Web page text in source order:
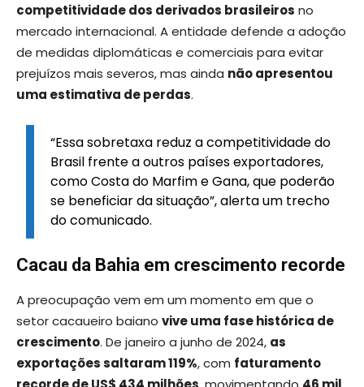
competitividade dos derivados brasileiros no
mercado internacional. A entidade defende a adoção
de medidas diplomáticas e comerciais para evitar
prejuízos mais severos, mas ainda não apresentou
uma estimativa de perdas.
“Essa sobretaxa reduz a competitividade do
Brasil frente a outros países exportadores,
como Costa do Marfim e Gana, que poderão
se beneficiar da situação”, alerta um trecho
do comunicado.
Cacau da Bahia em crescimento recorde
A preocupação vem em um momento em que o
setor cacaueiro baiano vive uma fase histórica de
crescimento. De janeiro a junho de 2024, as
exportações saltaram 119%, com faturamento